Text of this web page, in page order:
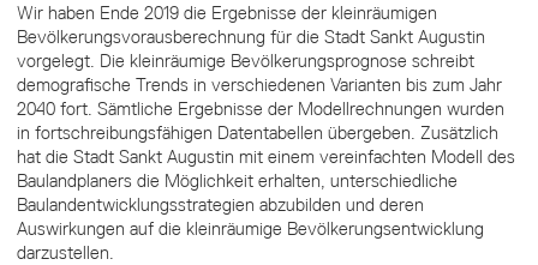
Wir haben Ende 2019 die Ergebnisse der kleinräumigen
Bevölkerungsvorausberechnung für die Stadt Sankt Augustin
vorgelegt. Die kleinräumige Bevölkerungsprognose schreibt
demografische Trends in verschiedenen Varianten bis zum Jahr
2040 fort. Sämtliche Ergebnisse der Modellrechnungen wurden
in fortschreibungsfähigen Datentabellen übergeben. Zusätzlich
hat die Stadt Sankt Augustin mit einem vereinfachten Modell des
Baulandplaners die Möglichkeit erhalten, unterschiedliche
Baulandentwicklungsstrategien abzubilden und deren
Auswirkungen auf die kleinräumige Bevölkerungsentwicklung
darzustellen.